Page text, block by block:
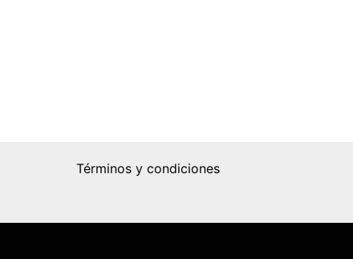
Términos y condiciones